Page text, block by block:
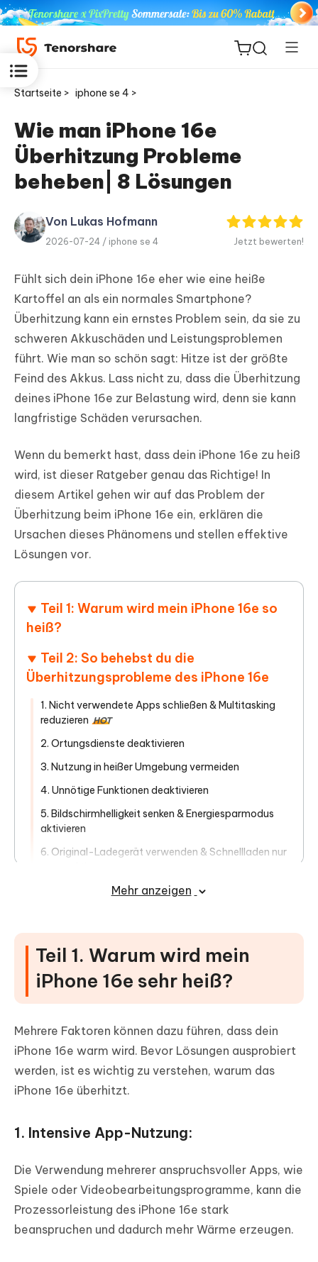
ReiBoot
for iOS
PDF
Editor
Neu
iAnyGo
Startseite > iphone se 4 >
Wie man iPhone 16e
Überhitzung Probleme
beheben| 8 Lösungen
Von Lukas Hofmann
2026-07-24 / iphone se 4 Jetzt bewerten!
Fühlt sich dein iPhone 16e eher wie eine heiße
Kartoffel an als ein normales Smartphone?
Überhitzung kann ein ernstes Problem sein, da sie zu
schweren Akkuschäden und Leistungsproblemen
führt. Wie man so schön sagt: Hitze ist der größte
Feind des Akkus. Lass nicht zu, dass die Überhitzung
deines iPhone 16e zur Belastung wird, denn sie kann
langfristige Schäden verursachen.
Wenn du bemerkt hast, dass dein iPhone 16e zu heiß
wird, ist dieser Ratgeber genau das Richtige! In
diesem Artikel gehen wir auf das Problem der
Überhitzung beim iPhone 16e ein, erklären die
Ursachen dieses Phänomens und stellen effektive
Lösungen vor.
Teil 1: Warum wird mein iPhone 16e so
heiß?
Teil 2: So behebst du die
Überhitzungsprobleme des iPhone 16e
1. Nicht verwendete Apps schließen & Multitasking
reduzieren HOT
2. Ortungsdienste deaktivieren
3. Nutzung in heißer Umgebung vermeiden
4. Unnötige Funktionen deaktivieren
5. Bildschirmhelligkeit senken & Energiesparmodus
aktivieren
6. Original-Ladegerät verwenden & Schnellladen nur
7. iPhone neu starten oder zurücksetzen, falls das
Teil 3: Ultimative Lösung: iPhone 16e
mit iOS-Systemreparatur-Tool beheben
Mehr anzeigen
Teil 1. Warum wird mein
iPhone 16e sehr heiß?
Mehrere Faktoren können dazu führen, dass dein
iPhone 16e warm wird. Bevor Lösungen ausprobiert
werden, ist es wichtig zu verstehen, warum das
iPhone 16e überhitzt.
1. Intensive App-Nutzung:
Die Verwendung mehrerer anspruchsvoller Apps, wie
Spiele oder Videobearbeitungsprogramme, kann die
Prozessorleistung des iPhone 16e stark
beanspruchen und dadurch mehr Wärme erzeugen.